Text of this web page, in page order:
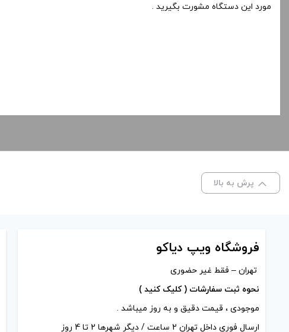
مورد این دستگاه مشورت بگیرید .
پرش به بالا
فروشگاه ویپ دیاکو
تهران – فقط غیر حضوری
نحوه ثبت سفارشات ( کلیک کنید )
موجودی ، قیمت دقیق و به روز میباشد .
ارسال فوری داخل تهران 2 ساعت / دیگر شهرها 2 تا 4 روز